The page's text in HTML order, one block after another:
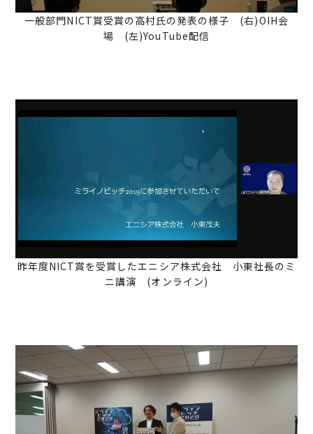
一般部門NICT賞受賞の高村氏の発表の様子 (右)OIH会
場 (左)YouTube配信
昨年度NICT賞を受賞したエニシア株式会社 小東社長のミ
ニ講演 (オンライン)